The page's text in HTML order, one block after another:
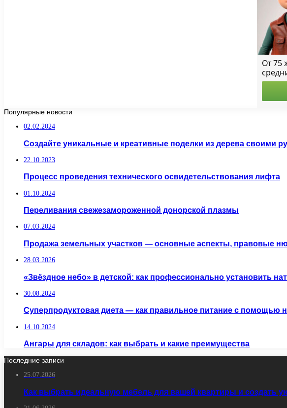
Популярные новости
02.02.2024
Создайте уникальные и креативные поделки из дерева своими
22.10.2023
Процесс проведения технического освидетельствования лифта
01.10.2024
Переливания свежезамороженной донорской плазмы
07.03.2024
Продажа земельных участков — основные аспекты, правовые
28.03.2026
«Звёздное небо» в детской: как профессионально установить
30.08.2024
Суперпродуктовая диета — как правильное питание с помощью
14.10.2024
Ангары для складов: как выбрать и какие преимущества
Последние записи
25.07.2026
Как выбрать идеальную мебель для вашей квартиры и создать